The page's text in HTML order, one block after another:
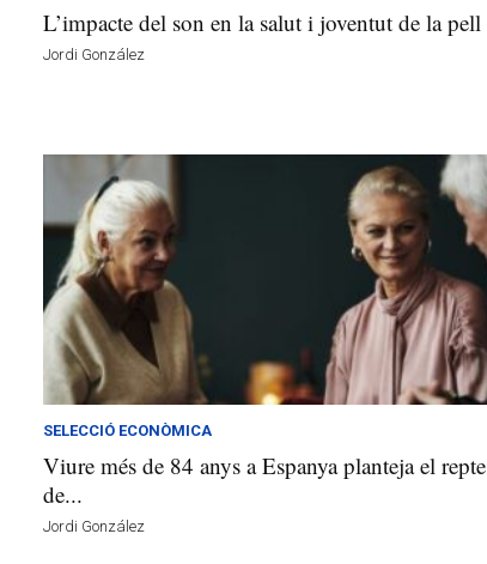
L’impacte del son en la salut i joventut de la pell
Jordi González
SELECCIÓ ECONÒMICA
Viure més de 84 anys a Espanya planteja el repte
de...
Jordi González